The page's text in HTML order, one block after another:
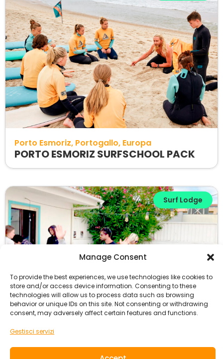
Manage Consent
To provide the best experiences, we use technologies like cookies to
store and/or access device information. Consenting to these
technologies will allow us to process data such as browsing
behavior or unique IDs on this site. Not consenting or withdrawing
consent, may adversely affect certain features and functions.
Gestisci servizi
Porto Esmoriz Portogallo Europa
PORTO ESMORIZ SURFSCHOOL PACK
Surf Lodge
Porto Esmoriz Portogallo Europa